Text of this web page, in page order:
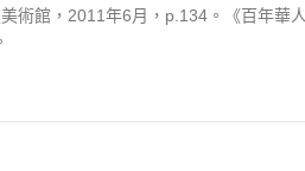
術館，2011年6月，p.134。《百年華